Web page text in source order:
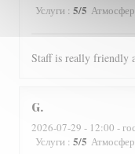
Услуги : 5/5
Staff is really friendly
G
2026-07-29 - 12:00 -
Услуги : 5/5